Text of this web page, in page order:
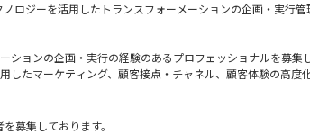
ロジーを活用したトランスフォーメーションの企画・実
ションの企画・実行の経験のあるプロフェッショナルを募集し
したマーケティング、顧客接点・チャネル、顧客体験の高度
タドリブン経営を実現するための体制、プロセス、テクノロ
クノロジーを活用したオペレーションの抜本的な効率化・高
テム老朽化やM&Aに伴う基幹システムの抜本的改革・統合
募集しております。